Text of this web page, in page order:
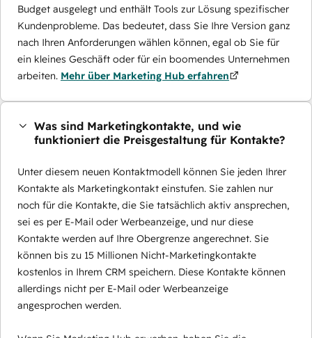
Budget ausgelegt und enthält Tools zur Lösung spezifischer
Kundenprobleme. Das bedeutet, dass Sie Ihre Version ganz
nach Ihren Anforderungen wählen können, egal ob Sie für
ein kleines Geschäft oder für ein boomendes Unternehmen
arbeiten. Mehr über Marketing Hub erfahren
Was sind Marketingkontakte, und wie
funktioniert die Preisgestaltung für Kontakte?
Unter diesem neuen Kontaktmodell können Sie jeden Ihrer
Kontakte als Marketingkontakt einstufen. Sie zahlen nur
noch für die Kontakte, die Sie tatsächlich aktiv ansprechen,
sei es per E-Mail oder Werbeanzeige, und nur diese
Kontakte werden auf Ihre Obergrenze angerechnet. Sie
können bis zu 15 Millionen Nicht-Marketingkontakte
kostenlos in Ihrem CRM speichern. Diese Kontakte können
allerdings nicht per E-Mail oder Werbeanzeige
angesprochen werden.